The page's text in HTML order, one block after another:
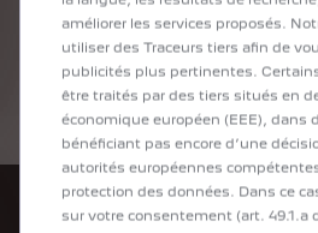
Émissions WLTP : 102 - 117
Consommation électrique
kwh/100km
TROUVEZ UN POINT DE VENTE
améliorer les services proposés.
utiliser des Traceurs tiers afin de
publicités plus pertinentes.
être traités par des tiers situés en
économique européen (EEE), dans
bénéficiant pas encore d’une
autorités européennes
protection des données. Dans ce
sur votre consentement (art. 49.1.a